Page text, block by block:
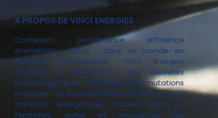
A PROPOS DE VINCI ENERGIES
Connexion, performance, efficience
énergétique, datas : dans un monde en
évolution permanente, VINCI Energies
accélère le déploiement des nouvelles
technologies pour concrétiser deux mutations
majeures : la transformation numérique et la
transition énergétique. Ancrées dans les
territoires, agiles et innovantes, les